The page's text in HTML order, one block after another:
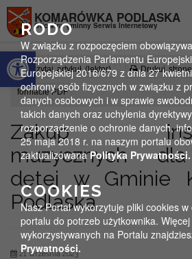
Otwórz pasek narzędzi
KOMARÓWKA PODLASKA
Oficjalny gminny Serwis Internetowy
Czytaj artykuł (lektor) Drukuj stronę
formacie PDF
Zakup
muzycznych
dętej w Gminie
Podlaska
21 września 2023
RODO
W związku z rozpoczęciem
Rozporządzenia Parlamentu
Europejskiej 2016/679 z dnia 27
ochrony osób fizycznych w związku z
danych osobowych i w sprawie
takich danych oraz uchylenia
rozporządzenie o ochronie danych,
25 maja 2018 r. na naszym portalu
zaktualizowanaPolityka Prywatności.
COOKIES
Nasz Portal wykorzytuje pliki cookies
portalu do potrzeb użytkownika.
wykorzystywanych na Portalu
Prywatności.